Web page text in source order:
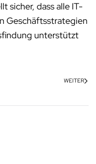
sicher, dass alle IT-
Geschäftsstrategien
unterstützt
WEITER